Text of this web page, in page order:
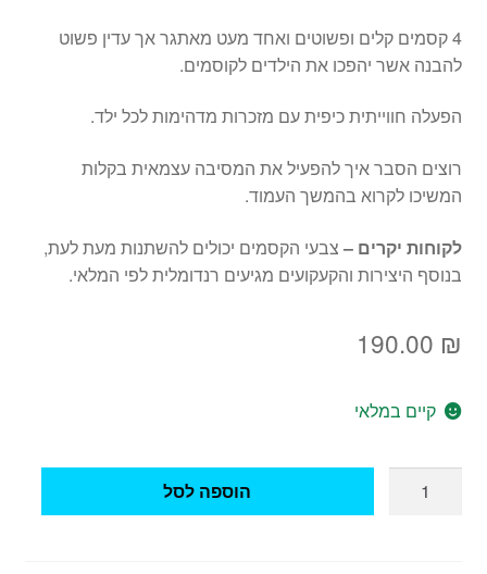
4 קסמים קלים ופשוטים ואחד מעט מאתגר אך עדין פשוט
להבנה אשר יהפכו את הילדים לקוסמים.
הפעלה חווייתית כיפית עם מזכרות מדהימות לכל ילד.
רוצים הסבר איך להפעיל את המסיבה עצמאית בקלות
המשיכו לקרוא בהמשך העמוד.
לקוחות יקרים –צבעי הקסמים יכולים להשתנות מעת לעת,
בנוסף היצירות והקעקועים מגיעים רנדומלית לפי המלאי.
190.00 ₪
קיים במלאי
הוספה לסל